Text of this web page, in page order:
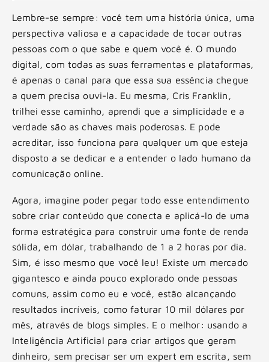
Lembre-se sempre: você tem uma história única, uma
perspectiva valiosa e a capacidade de tocar outras
pessoas com o que sabe e quem você é. O mundo
digital, com todas as suas ferramentas e plataformas,
é apenas o canal para que essa sua essência chegue
a quem precisa ouvi-la. Eu mesma, Cris Franklin,
trilhei esse caminho, aprendi que a simplicidade e a
verdade são as chaves mais poderosas. E pode
acreditar, isso funciona para qualquer um que esteja
disposto a se dedicar e a entender o lado humano da
comunicação online.
Agora, imagine poder pegar todo esse entendimento
sobre criar conteúdo que conecta e aplicá-lo de uma
forma estratégica para construir uma fonte de renda
sólida, em dólar, trabalhando de 1 a 2 horas por dia.
Sim, é isso mesmo que você leu! Existe um mercado
gigantesco e ainda pouco explorado onde pessoas
comuns, assim como eu e você, estão alcançando
resultados incríveis, como faturar 10 mil dólares por
mês, através de blogs simples. E o melhor: usando a
Inteligência Artificial para criar artigos que geram
dinheiro, sem precisar ser um expert em escrita, sem